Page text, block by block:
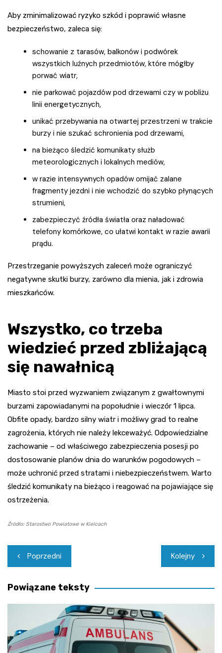
Aby zminimalizować ryzyko szkód i poprawić własne
bezpieczeństwo, zaleca się:
schowanie z tarasów, balkonów i podwórek
wszystkich luźnych przedmiotów, które mógłby
porwać wiatr,
nie parkować pojazdów pod drzewami czy w pobliżu
linii energetycznych,
unikać przebywania na otwartej przestrzeni w trakcie
burzy i nie szukać schronienia pod drzewami,
na bieżąco śledzić komunikaty służb
meteorologicznych i lokalnych mediów,
w razie intensywnych opadów omijać zalane
fragmenty jezdni i nie wchodzić do szybko płynących
strumieni,
zabezpieczyć źródła światła oraz naładować
telefony komórkowe, co ułatwi kontakt w razie awarii
prądu.
Przestrzeganie powyższych zaleceń może ograniczyć
negatywne skutki burzy, zarówno dla mienia, jak i zdrowia
mieszkańców.
Wszystko, co trzeba
wiedzieć przed zbliżającą
się nawałnicą
Miasto stoi przed wyzwaniem związanym z gwałtownymi
burzami zapowiadanymi na popołudnie i wieczór 1 lipca.
Obfite opady, bardzo silny wiatr i możliwy grad to realne
zagrożenia, których nie należy lekceważyć. Odpowiedzialne
zachowanie – od właściwego zabezpieczenia posesji po
dostosowanie planów dnia do warunków pogodowych –
może uchronić przed stratami i niebezpieczeństwem. Warto
śledzić komunikaty na bieżąco i reagować na pojawiające się
ostrzeżenia.
Źródło: Starostwo Powiatowe w Kielcach
Nawigacja
wpisu
Poprzedni Kolejny
Powiązane teksty